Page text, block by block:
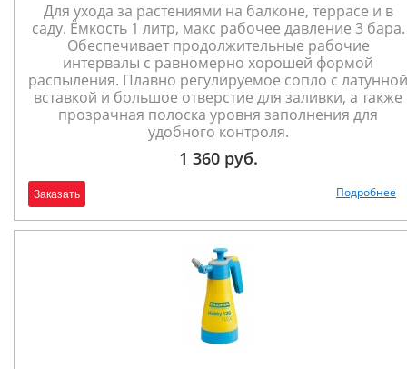
Для ухода за растениями на балконе, террасе и в
саду. Ёмкость 1 литр, макс рабочее давление 3 бара.
Обеспечивает продолжительные рабочие
интервалы с равномерно хорошей формой
распыления. Плавно регулируемое сопло с латунной
вставкой и большое отверстие для заливки, а также
прозрачная полоска уровня заполнения для
удобного контроля.
1 360 руб.
Заказать Подробнее